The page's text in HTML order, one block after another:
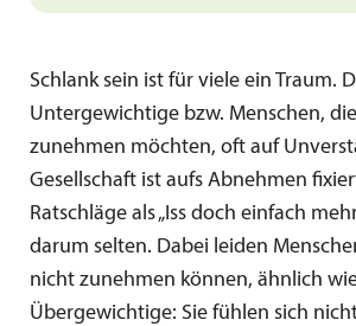
Schlank sein ist für viele ein Traum.
Untergewichtige bzw. Menschen,
zunehmen möchten, oft auf
Gesellschaft ist aufs Abnehmen
Ratschläge als „Iss doch einfach
darum selten. Dabei leiden
nicht zunehmen können, ähnlich
Übergewichtige: Sie fühlen sich